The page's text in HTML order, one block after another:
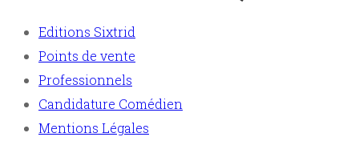
Editions Sixtrid
Points de vente
Professionnels
Candidature Comédien
Mentions Légales